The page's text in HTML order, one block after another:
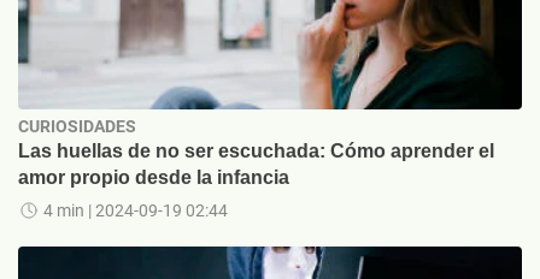
CURIOSIDADES
Las huellas de no ser escuchada: Cómo aprender el
amor propio desde la infancia
4 min | 2024-09-19 02:44